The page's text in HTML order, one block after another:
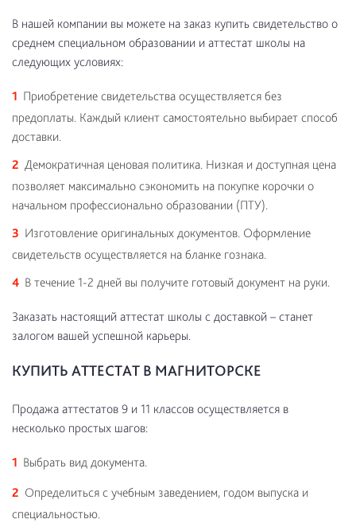
В нашей компании вы можете на заказ купить свидетельство о
среднем специальном образовании и аттестат школы на
следующих условиях:
Приобретение свидетельства осуществляется без
предоплаты. Каждый клиент самостоятельно выбирает способ
доставки.
Демократичная ценовая политика. Низкая и доступная цена
позволяет максимально сэкономить на покупке корочки о
начальном профессионально образовании (ПТУ).
Изготовление оригинальных документов. Оформление
свидетельств осуществляется на бланке гознака.
В течение 1-2 дней вы получите готовый документ на руки.
Заказать настоящий аттестат школы с доставкой – станет
залогом вашей успешной карьеры.
КУПИТЬ АТТЕСТАТ В МАГНИТОРСКЕ
Продажа аттестатов 9 и 11 классов осуществляется в
несколько простых шагов:
Выбрать вид документа.
Определиться с учебным заведением, годом выпуска и
специальностью.